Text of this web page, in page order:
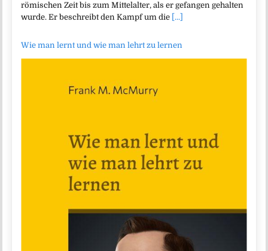
römischen Zeit bis zum Mittelalter, als er gefangen gehalten
wurde. Er beschreibt den Kampf um die [...]
Wie man lernt und wie man lehrt zu lernen